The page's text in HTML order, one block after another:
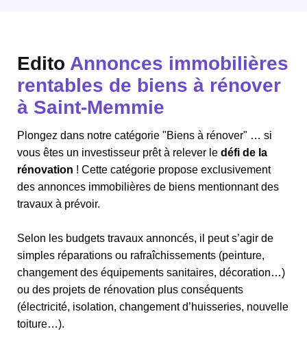
Edito Annonces immobilières
rentables de biens à rénover
à Saint-Memmie
Plongez dans notre catégorie "Biens à rénover" … si
vous êtes un investisseur prêt à relever le défi de la
rénovation ! Cette catégorie propose exclusivement
des annonces immobilières de biens mentionnant des
travaux à prévoir.
Selon les budgets travaux annoncés, il peut s’agir de
simples réparations ou rafraîchissements (peinture,
changement des équipements sanitaires, décoration…)
ou des projets de rénovation plus conséquents
(électricité, isolation, changement d’huisseries, nouvelle
toiture…).